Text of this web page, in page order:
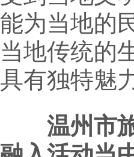
能为当地的
当地传统的
具有独特魅
温州市